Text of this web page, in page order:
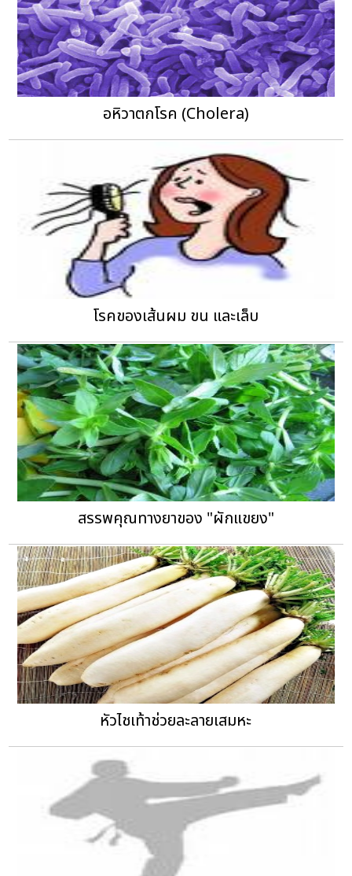
อหิวาตกโรค (Cholera)
โรคของเส้นผม ขน และเล็บ
สรรพคุณทางยาของ "ผักแขยง"
หัวไชเท้าช่วยละลายเสมหะ